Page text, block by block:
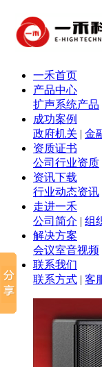
一禾首页
产品中心
扩声系统产品
成功案例
政府机关 | 金
资质证书
公司行业资质
资讯下载
行业动态资讯
走进一禾
公司简介 | 组
解决方案
会议室音视频
联系我们
联系方式 | 客